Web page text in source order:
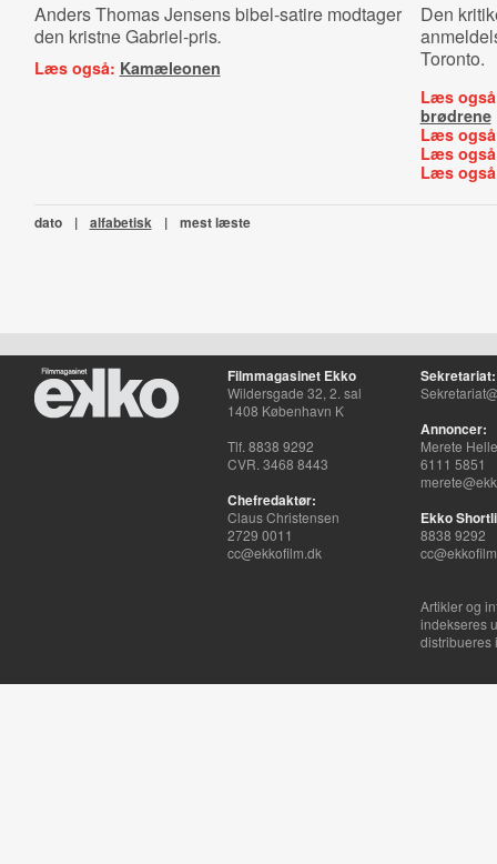
Anders Thomas Jensens bibel-satire modtager
den kristne Gabriel-pris.
Læs også: Kamæleonen
Den
Toronto.
Læs
brødrene
Læs
Læs
Læs
dato | alfabetisk | mest læste
Filmmagasinet Ekko
Wildersgade 32, 2. sal
1408 København K
Tlf. 8838 9292
CVR. 3468 8443
Chefredaktør:
Claus Christensen
2729 0011
cc@ekkofilm.dk
Sekretariat:
Annoncer:
Merete
6111 5851
Ekko
8838 9292
Artikler og
indekseres
distribueres